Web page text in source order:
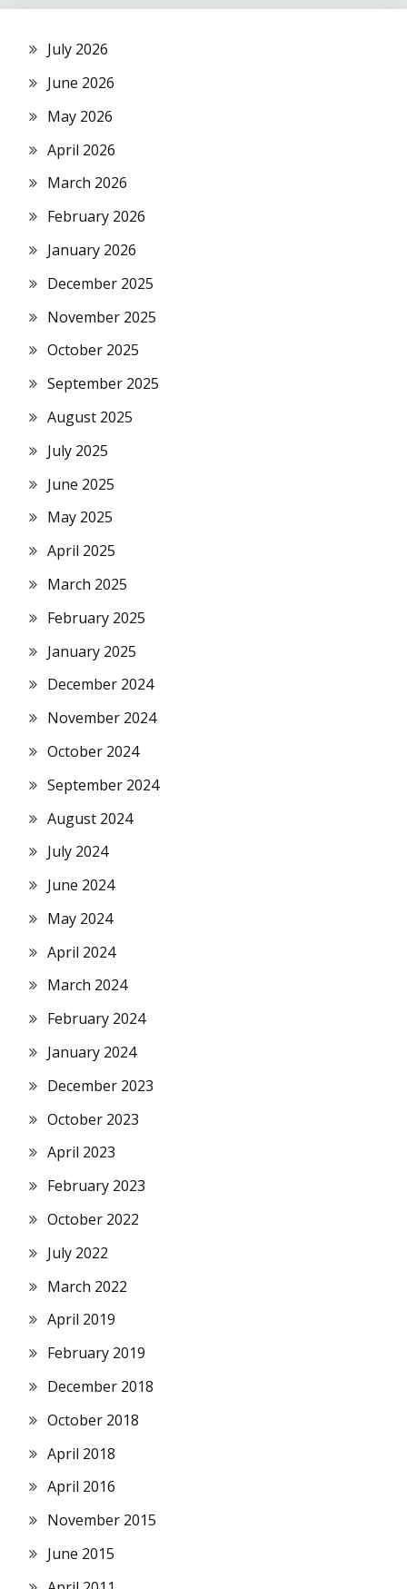
July 2026
June 2026
May 2026
April 2026
March 2026
February 2026
January 2026
December 2025
November 2025
October 2025
September 2025
August 2025
July 2025
June 2025
May 2025
April 2025
March 2025
February 2025
January 2025
December 2024
November 2024
October 2024
September 2024
August 2024
July 2024
June 2024
May 2024
April 2024
March 2024
February 2024
January 2024
December 2023
October 2023
April 2023
February 2023
October 2022
July 2022
March 2022
April 2019
February 2019
December 2018
October 2018
April 2018
April 2016
November 2015
June 2015